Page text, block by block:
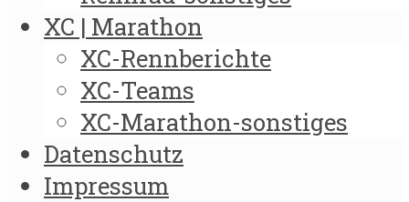
XC | Marathon
XC-Rennberichte
XC-Teams
XC-Marathon-sonstiges
Datenschutz
Impressum